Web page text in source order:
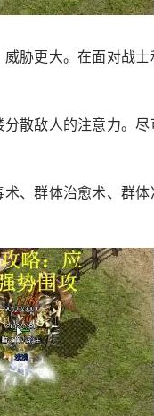
胁更大。在面对战
散敌人的注意力。
、群体治愈术、群